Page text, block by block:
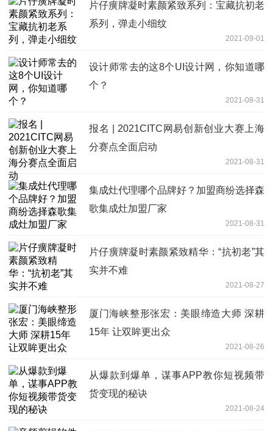
片仔癀牌凝时素颜紧致系列：宝藏抗初老
系列，弹走小细纹
2021-09-01
设计师常去的这8个UI设计网，你知道哪
个？
2021-08-31
报名 | 2021CITC网易创新创业大赛上海
分赛点全面启动
2021-08-31
集成灶代理哪个品牌好？加盟商纷选择森
歌集成灶加盟厂家
2021-08-31
片仔癀牌凝时素颜紧致精华：“抗初老”其
实并不难
2021-08-27
厦门海峡整形张宏：美眼缔造大师 深耕
15年 让双眸更出众
2021-08-26
从爆款到爆单，谋事APP教你短视频带
货变现的秘诀
2021-08-24